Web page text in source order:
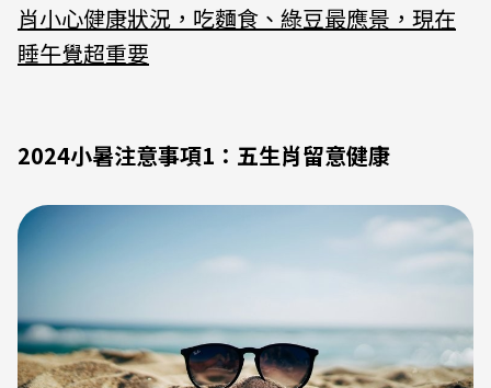
肖小心健康狀況，吃麵食、綠豆最應景，現在
睡午覺超重要
2024小暑注意事項1：五生肖留意健康